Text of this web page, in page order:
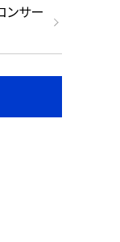
ンサー